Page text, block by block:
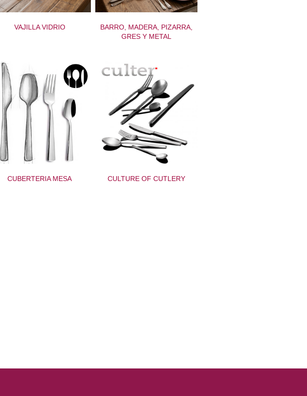
VAJILLA VIDRIO
BARRO, MADERA, PIZARRA,
GRES Y METAL
CUBERTERIA MESA CULTURE OF CUTLERY